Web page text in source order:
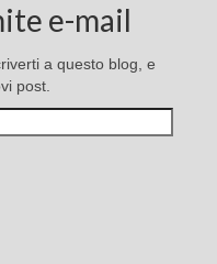
e-mail
a questo blog, e
post.